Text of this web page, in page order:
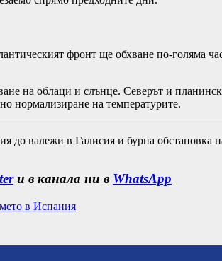
фронт ще обхване по-голяма
на облаци и слънце. Северът и
нормализиране на температурите.
до валежи в Галисия и бурна
и в канала ни в WhatsApp
в Испания